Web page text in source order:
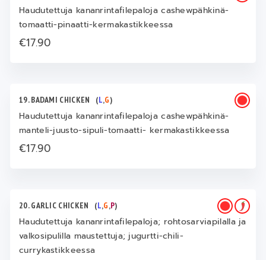
Haudutettuja kananrintafilepaloja cashewpähkinä-
tomaatti-pinaatti-kermakastikkeessa
€17.90
19. BADAMI CHICKEN (L,G)
Haudutettuja kananrintafilepaloja cashewpähkinä-
manteli-juusto-sipuli-tomaatti- kermakastikkeessa
€17.90
20. GARLIC CHICKEN (L,G,P)
Haudutettuja kananrintafilepaloja; rohtosarviapilalla ja
valkosipulilla maustettuja; jugurtti-chili-
currykastikkeessa